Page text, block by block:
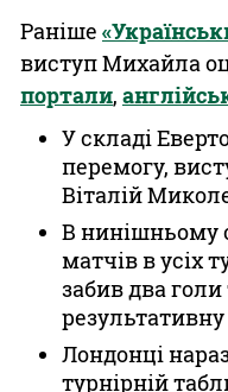
Раніше
виступ Михайла
портали,
У складі
перемогу,
Віталій
В нинішньому
матчів в усіх
забив два голи
Лондонці
турнірній